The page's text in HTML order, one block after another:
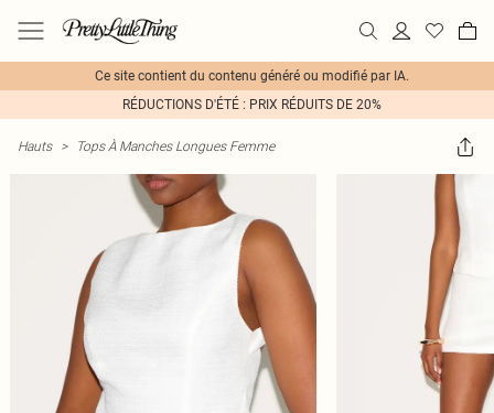
Ce site contient du contenu généré ou modifié par IA.
RÉDUCTIONS D'ÉTÉ : PRIX RÉDUITS DE 20%
Hauts > Tops À Manches Longues Femme